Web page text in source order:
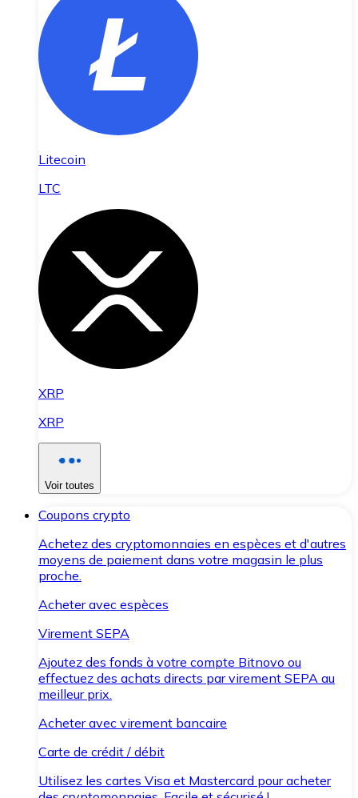
Litecoin
LTC
XRP
XRP
Voir toutes
Coupons crypto
Achetez des cryptomonnaies en espèces et d'autres
moyens de paiement dans votre magasin le plus
proche.
Acheter avec espèces
Virement SEPA
Ajoutez des fonds à votre compte Bitnovo ou
effectuez des achats directs par virement SEPA au
meilleur prix.
Acheter avec virement bancaire
Carte de crédit / débit
Utilisez les cartes Visa et Mastercard pour acheter